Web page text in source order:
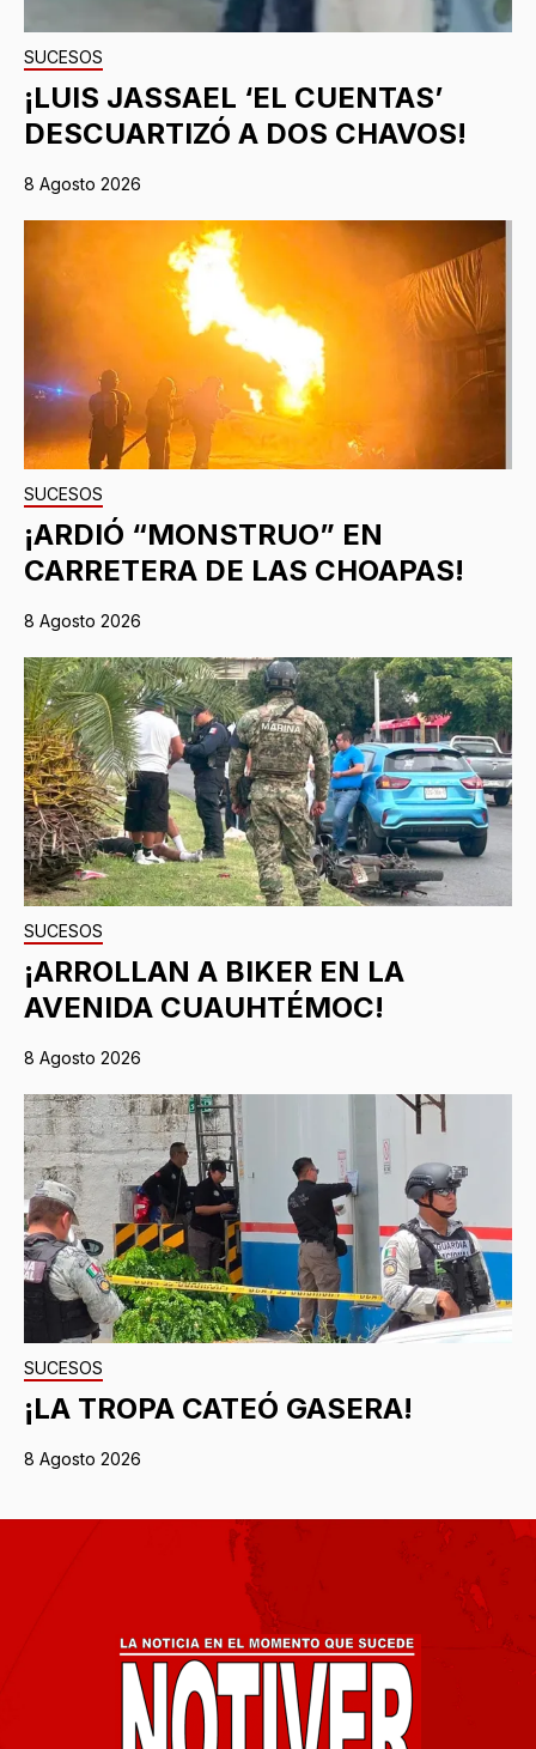
SUCESOS
¡LUIS JASSAEL ‘EL CUENTAS’
DESCUARTIZÓ A DOS CHAVOS!
8 Agosto 2026
SUCESOS
¡ARDIÓ “MONSTRUO” EN
CARRETERA DE LAS CHOAPAS!
8 Agosto 2026
SUCESOS
¡ARROLLAN A BIKER EN LA
AVENIDA CUAUHTÉMOC!
8 Agosto 2026
SUCESOS
¡LA TROPA CATEÓ GASERA!
8 Agosto 2026